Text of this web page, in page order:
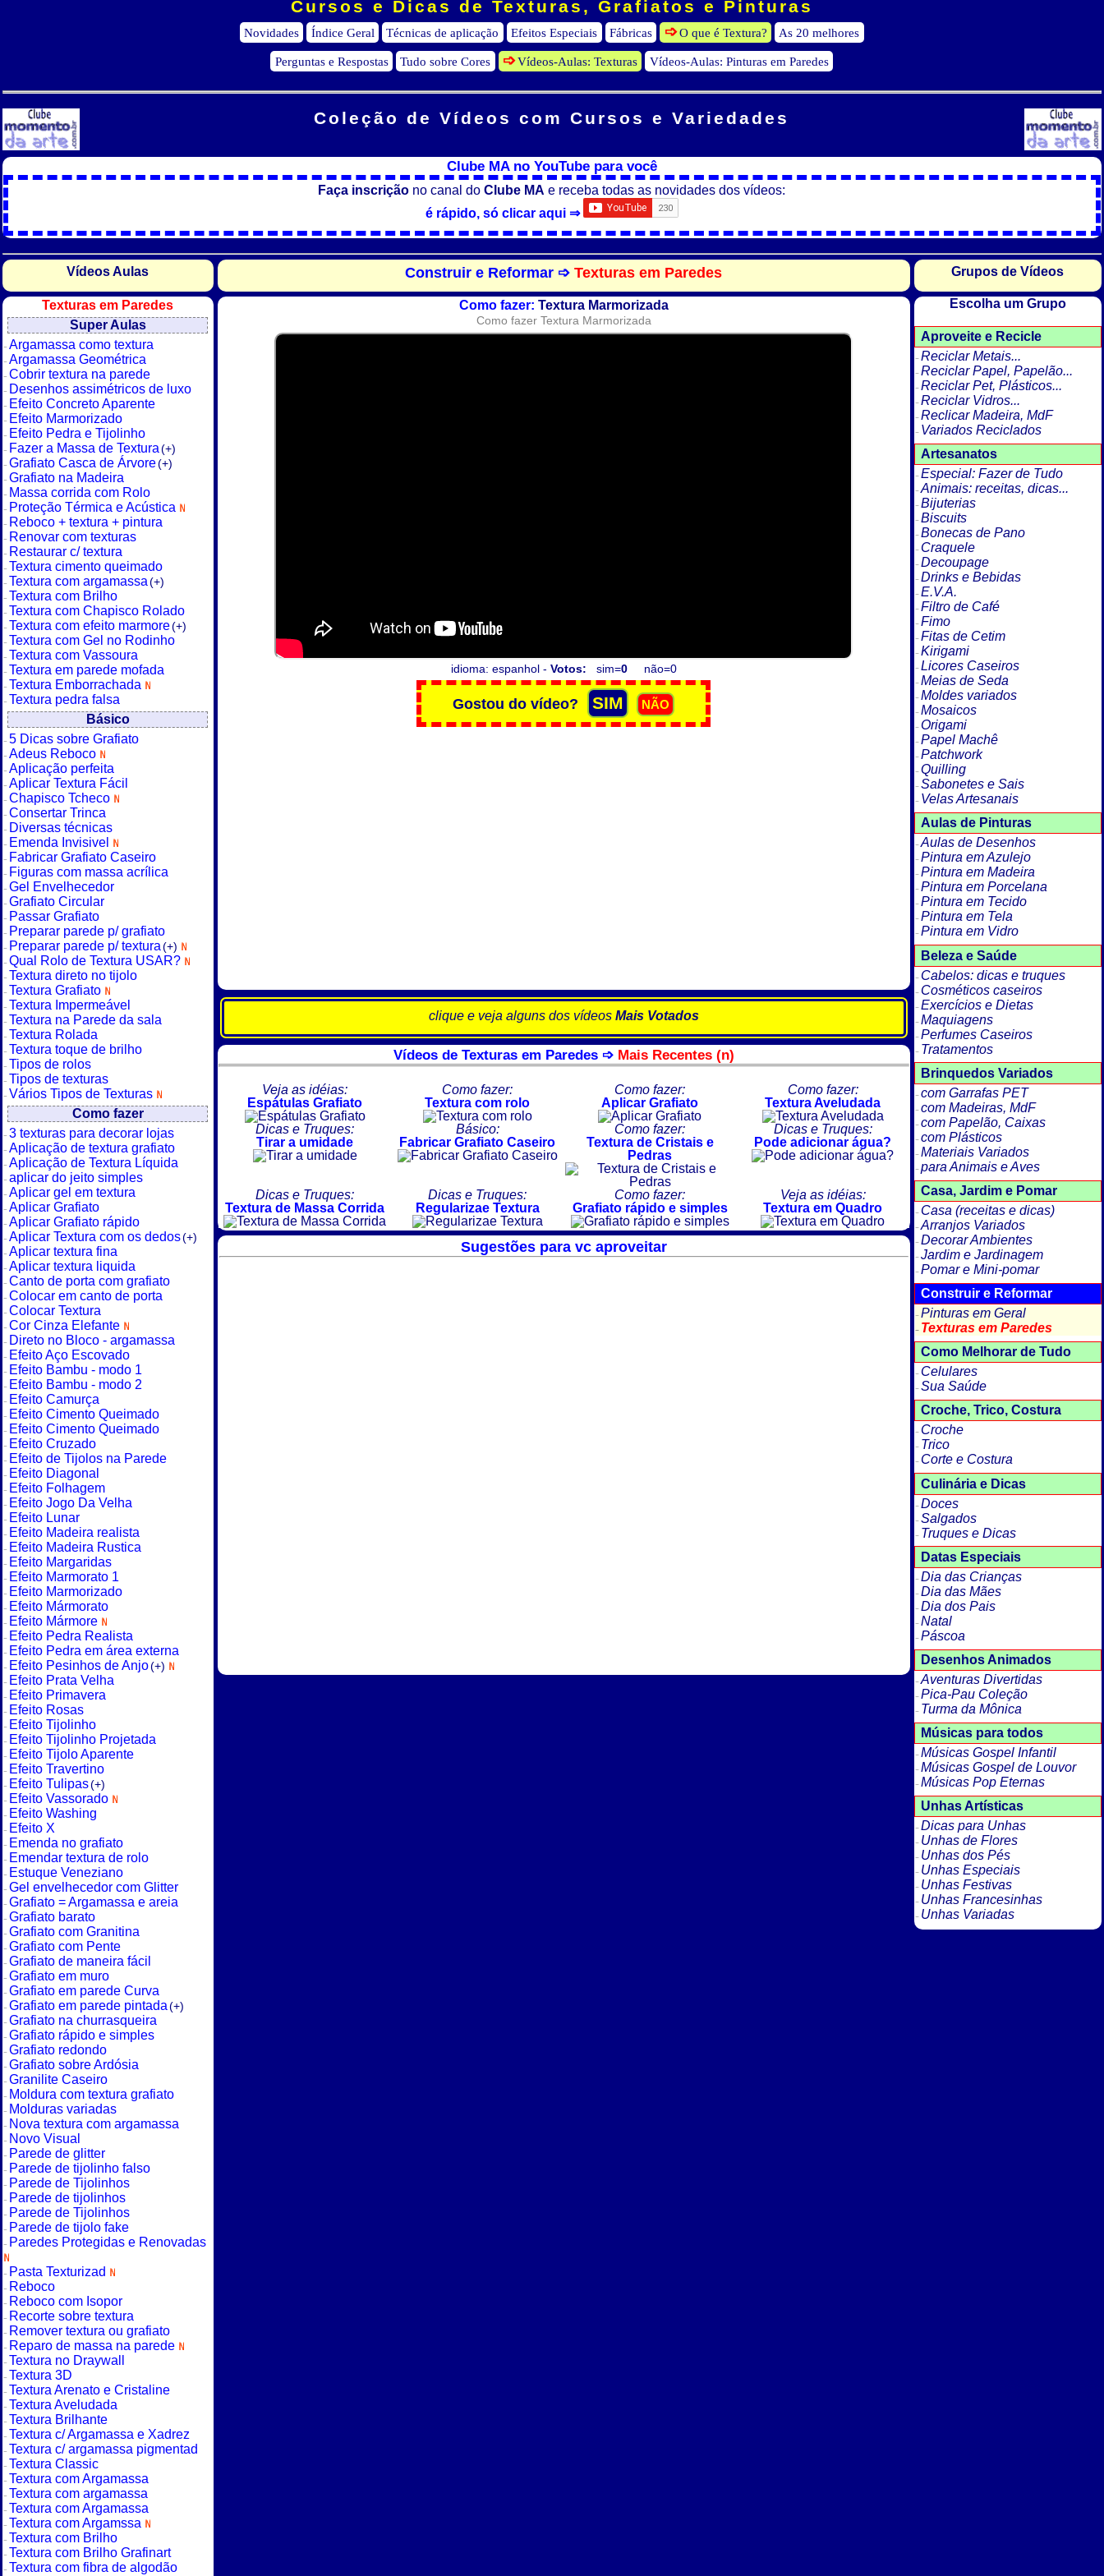
Cursos e Dicas de Texturas, Grafiatos e Pinturas
Novidades Índice Geral Técnicas de aplicação Efeitos Especiais Fábricas O que é Textura? As 20 melhores
Perguntas e Respostas Tudo sobre Cores Vídeos-Aulas: Texturas Vídeos-Aulas: Pinturas em Paredes
Coleção de Vídeos com Cursos e Variedades
Clube MA no YouTube para você
Faça inscrição no canal doClube MA e receba todas as novidades dos vídeos:
é rápido, só clicar aqui ⇒
Vídeos Aulas
Texturas em Paredes
Super Aulas
Argamassa como textura
Argamassa Geométrica
Cobrir textura na parede
Desenhos assimétricos de luxo
Efeito Concreto Aparente
Efeito Marmorizado
Efeito Pedra e Tijolinho
Fazer a Massa de Textura (+)
Grafiato Casca de Árvore(+)
Grafiato na Madeira
Massa corrida com Rolo
Proteção Térmica e Acústica
Reboco + textura + pintura
Renovar com texturas
Restaurar c/ textura
Textura cimento queimado
Textura com argamassa (+)
Textura com Brilho
Textura com Chapisco Rolado
Textura com efeito marmore(+)
Textura com Gel no Rodinho
Textura com Vassoura
Textura em parede mofada
Textura Emborrachada
Textura pedra falsa
Básico
5 Dicas sobre Grafiato
Adeus Reboco
Aplicação perfeita
Aplicar Textura Fácil
Chapisco Tcheco
Consertar Trinca
Diversas técnicas
Emenda Invisivel
Fabricar Grafiato Caseiro
Figuras com massa acrílica
Gel Envelhecedor
Grafiato Circular
Passar Grafiato
Preparar parede p/ grafiato
Preparar parede p/ textura (+)
Qual Rolo de Textura USAR?
Textura direto no tijolo
Textura Grafiato
Textura Impermeável
Textura na Parede da sala
Textura Rolada
Textura toque de brilho
Tipos de rolos
Tipos de texturas
Vários Tipos de Texturas
Como fazer
3 texturas para decorar lojas
Aplicação de textura grafiato
Aplicação de Textura Líquida
aplicar do jeito simples
Aplicar gel em textura
Aplicar Grafiato
Aplicar Grafiato rápido
Aplicar Textura com os dedos(+)
Aplicar textura fina
Aplicar textura liquida
Canto de porta com grafiato
Colocar em canto de porta
Colocar Textura
Cor Cinza Elefante
Direto no Bloco - argamassa
Efeito Aço Escovado
Efeito Bambu - modo 1
Efeito Bambu - modo 2
Efeito Camurça
Efeito Cimento Queimado
Efeito Cimento Queimado
Efeito Cruzado
Efeito de Tijolos na Parede
Efeito Diagonal
Efeito Folhagem
Efeito Jogo Da Velha
Efeito Lunar
Efeito Madeira realista
Efeito Madeira Rustica
Efeito Margaridas
Efeito Marmorato 1
Efeito Marmorizado
Efeito Mármorato
Efeito Mármore
Efeito Pedra Realista
Efeito Pedra em área externa
Efeito Pesinhos de Anjo(+)
Efeito Prata Velha
Efeito Primavera
Efeito Rosas
Efeito Tijolinho
Efeito Tijolinho Projetada
Efeito Tijolo Aparente
Efeito Travertino
Efeito Tulipas(+)
Efeito Vassorado
Efeito Washing
Efeito X
Emenda no grafiato
Emendar textura de rolo
Estuque Veneziano
Gel envelhecedor com Glitter
Grafiato = Argamassa e areia
Grafiato barato
Grafiato com Granitina
Grafiato com Pente
Grafiato de maneira fácil
Grafiato em muro
Grafiato em parede Curva
Grafiato em parede pintada (+)
Grafiato na churrasqueira
Grafiato rápido e simples
Grafiato redondo
Grafiato sobre Ardósia
Granilite Caseiro
Moldura com textura grafiato
Molduras variadas
Nova textura com argamassa
Novo Visual
Parede de glitter
Parede de tijolinho falso
Parede de Tijolinhos
Parede de tijolinhos
Parede de Tijolinhos
Parede de tijolo fake
Paredes Protegidas e Renovadas
Pasta Texturizad
Reboco
Reboco com Isopor
Recorte sobre textura
Remover textura ou grafiato
Reparo de massa na parede
Textura no Draywall
Textura 3D
Textura Arenato e Cristaline
Textura Aveludada
Textura Brilhante
Textura c/ Argamassa e Xadrez
Textura c/ argamassa pigmentad
Textura Classic
Textura com Argamassa
Textura com argamassa
Textura com Argamassa
Textura com Argamssa
Textura com Brilho
Textura com Brilho Grafinart
Textura com fibra de algodão
Construir e Reformar ➩Texturas em Paredes
Como fazer: Textura Marmorizada
Como fazer Textura Marmorizada
idioma: espanhol - Votos: sim=0não=0
clique e veja alguns dos vídeos Mais Votados
Vídeos de Texturas em Paredes ➩ Mais Recentes (n)
Veja as idéias:
Espátulas Grafiato
Como fazer:
Textura com rolo
Como fazer:
Aplicar Grafiato
Como fazer:
Textura Aveludada
Dicas e Truques:
Tirar a umidade
Básico:
Fabricar Grafiato Caseiro
Como fazer:
Textura de Cristais e
Pedras
Dicas e Truques:
Pode adicionar água?
Dicas e Truques:
Textura de Massa Corrida
Dicas e Truques:
Regularizae Textura
Como fazer:
Grafiato rápido e simples
Veja as idéias:
Textura em Quadro
Sugestões para vc aproveitar
Grupos de Vídeos
Escolha um Grupo
Aproveite e Recicle
Reciclar Metais...
Reciclar Papel, Papelão...
Reciclar Pet, Plásticos...
Reciclar Vidros...
Reclicar Madeira, MdF
Variados Reciclados
Artesanatos
Especial: Fazer de Tudo
Animais: receitas, dicas...
Bijuterias
Biscuits
Bonecas de Pano
Craquele
Decoupage
Drinks e Bebidas
E.V.A.
Filtro de Café
Fimo
Fitas de Cetim
Kirigami
Licores Caseiros
Meias de Seda
Moldes variados
Mosaicos
Origami
Papel Machê
Patchwork
Quilling
Sabonetes e Sais
Velas Artesanais
Aulas de Pinturas
Aulas de Desenhos
Pintura em Azulejo
Pintura em Madeira
Pintura em Porcelana
Pintura em Tecido
Pintura em Tela
Pintura em Vidro
Beleza e Saúde
Cabelos: dicas e truques
Cosméticos caseiros
Exercícios e Dietas
Maquiagens
Perfumes Caseiros
Tratamentos
Brinquedos Variados
com Garrafas PET
com Madeiras, MdF
com Papelão, Caixas
com Plásticos
Materiais Variados
para Animais e Aves
Casa, Jardim e Pomar
Casa (receitas e dicas)
Arranjos Variados
Decorar Ambientes
Jardim e Jardinagem
Pomar e Mini-pomar
Construir e Reformar
Pinturas em Geral
Texturas em Paredes
Como Melhorar de Tudo
Celulares
Sua Saúde
Croche, Trico, Costura
Croche
Trico
Corte e Costura
Culinária e Dicas
Doces
Salgados
Truques e Dicas
Datas Especiais
Dia das Crianças
Dia das Mães
Dia dos Pais
Natal
Páscoa
Desenhos Animados
Aventuras Divertidas
Pica-Pau Coleção
Turma da Mônica
Músicas para todos
Músicas Gospel Infantil
Músicas Gospel de Louvor
Músicas Pop Eternas
Unhas Artísticas
Dicas para Unhas
Unhas de Flores
Unhas dos Pés
Unhas Especiais
Unhas Festivas
Unhas Francesinhas
Unhas Variadas